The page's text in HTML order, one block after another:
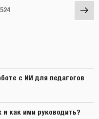
524
с ИИ для педагогов
и как ими руководить?